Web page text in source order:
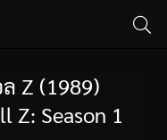
Z (1989)
Z: Season 1